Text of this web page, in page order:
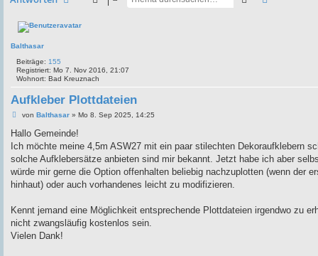
Balthasar
Beiträge: 155
Registriert: Mo 7. Nov 2016, 21:07
Wohnort: Bad Kreuznach
Aufkleber Plottdateien
B
i
r
a
von Balthasar» Mo 8. Sep 2025, 14:25
Hallo Gemeinde!
Ich möchte meine 4,5m ASW27 mit ein paar stilechten Dekoraufklebern
solche Aufklebersätze anbieten sind mir bekannt. Jetzt habe ich aber
würde mir gerne die Option offenhalten beliebig nachzuplotten (wenn der
hinhaut) oder auch vorhandenes leicht zu modifizieren.
Kennt jemand eine Möglichkeit entsprechende Plottdateien irgendwo zu
nicht zwangsläufig kostenlos sein.
Vielen Dank!